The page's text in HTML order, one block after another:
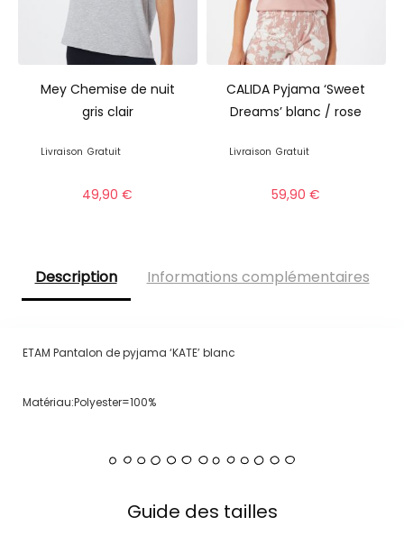
Mey Chemise de nuit
gris clair
Livraison Gratuit
49,90€
CALIDA Pyjama ‘Sweet
Dreams’ blanc / rose
Livraison Gratuit
59,90€
Description Informations complémentaires
ETAM Pantalon de pyjama ‘KATE’ blanc
Matériau:Polyester=100%
Guide des tailles